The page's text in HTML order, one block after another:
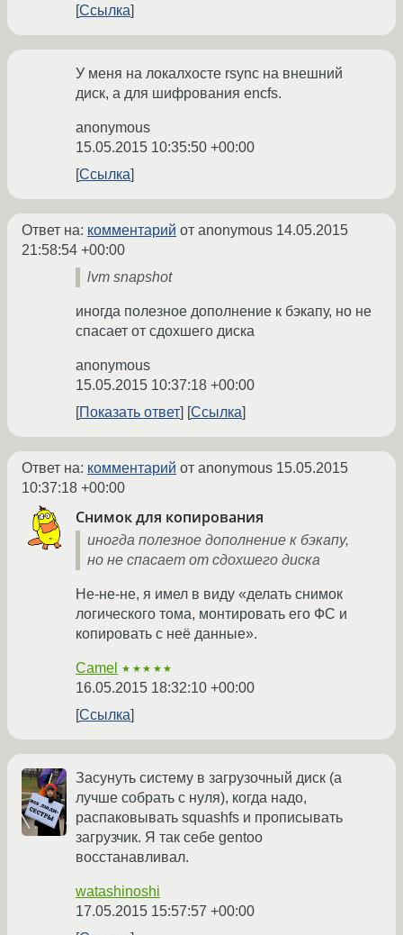
Ссылка
У меня на локалхосте rsync на внешний
диск, а для шифрования encfs.
anonymous
15.05.2015 10:35:50 +00:00
Ссылка
Ответ на: комментарий от anonymous 14.05.2015
21:58:54 +00:00
lvm snapshot
иногда полезное дополнение к бэкапу, но не
спасает от сдохшего диска
anonymous
15.05.2015 10:37:18 +00:00
Показать ответ
Ссылка
Ответ на: комментарий от anonymous 15.05.2015
10:37:18 +00:00
Снимок для копирования
иногда полезное дополнение к бэкапу,
но не спасает от сдохшего диска
Не-не-не, я имел в виду «делать снимок
логического тома, монтировать его ФС и
копировать с неё данные».
Camel ★★★★★
16.05.2015 18:32:10 +00:00
Ссылка
Засунуть систему в загрузочный диск (а
лучше собрать с нуля), когда надо,
распаковывать squashfs и прописывать
загрузчик. Я так себе gentoo
восстанавливал.
watashinoshi
17.05.2015 15:57:57 +00:00